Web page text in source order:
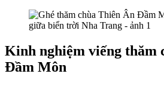
Kinh nghiệm viếng thăm
Đầm Môn